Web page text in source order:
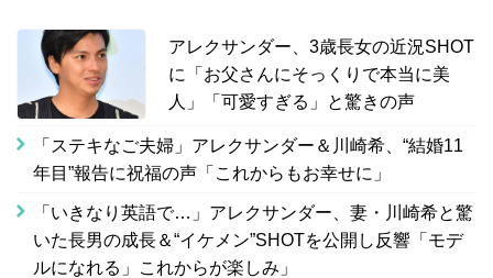
アレクサンダー、3歳長女の近況SHOT
に「お父さんにそっくりで本当に美
人」「可愛すぎる」と驚きの声
「ステキなご夫婦」アレクサンダー＆川崎希、“結婚11
年目”報告に祝福の声「これからもお幸せに」
「いきなり英語で…」アレクサンダー、妻・川崎希と驚
いた長男の成長＆“イケメン”SHOTを公開し反響「モデ
ルになれる」これからが楽しみ」